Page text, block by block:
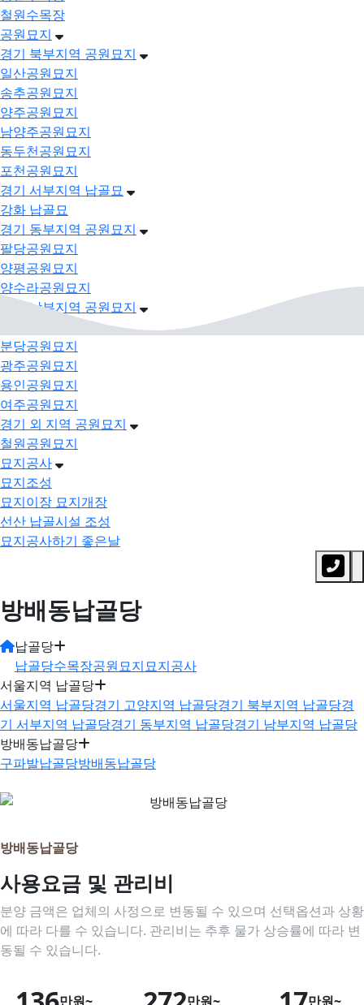
철원수목장
공원묘지
경기 북부지역 공원묘지
일산공원묘지
송추공원묘지
양주공원묘지
남양주공원묘지
동두천공원묘지
포천공원묘지
경기 서부지역 납골묘
강화 납골묘
경기 동부지역 공원묘지
팔당공원묘지
양평공원묘지
양수라공원묘지
경기 남부지역 공원묘지
분당공원묘지
광주공원묘지
용인공원묘지
여주공원묘지
경기 외 지역 공원묘지
철원공원묘지
묘지공사
묘지조성
묘지이장 묘지개장
선산 납골시설 조성
묘지공사하기 좋은날
방배동납골당
납골당
납골당수목장공원묘지묘지공사
서울지역 납골당
서울지역 납골당경기 고양지역 납골당경기 북부지역 납골당경
기 서부지역 납골당경기 동부지역 납골당경기 남부지역 납골당
방배동납골당
구파발납골당방배동납골당
방배동납골당
사용요금 및 관리비
분양 금액은 업체의 사정으로 변동될 수 있으며 선택옵션과 상황
에 따라 다를 수 있습니다. 관리비는 추후 물가 상승률에 따라 변
동될 수 있습니다.
만원~
만원~
만원~